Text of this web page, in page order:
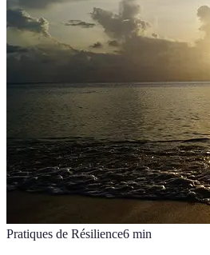
Pratiques de Résilience6 min